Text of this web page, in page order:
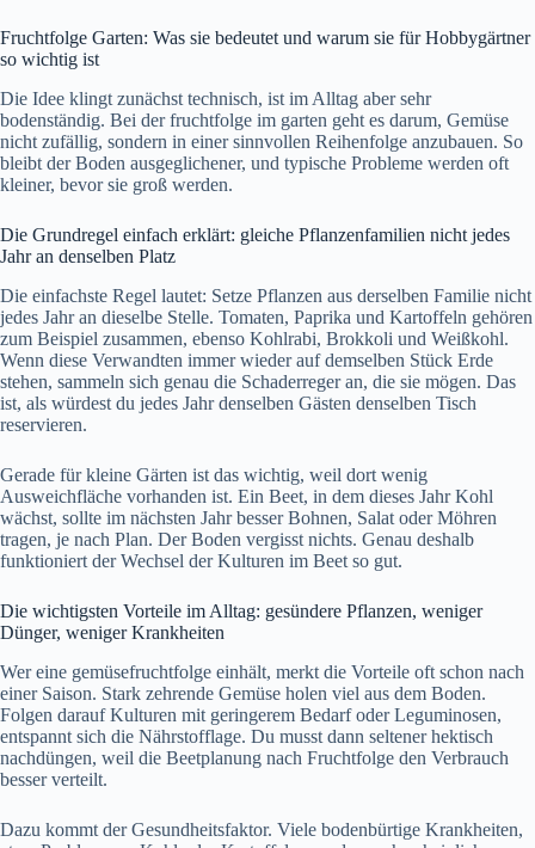
Fruchtfolge Garten: Was sie bedeutet und warum sie für Hobbygärtner
so wichtig ist
Die Idee klingt zunächst technisch, ist im Alltag aber sehr
bodenständig. Bei der fruchtfolge im garten geht es darum, Gemüse
nicht zufällig, sondern in einer sinnvollen Reihenfolge anzubauen. So
bleibt der Boden ausgeglichener, und typische Probleme werden oft
kleiner, bevor sie groß werden.
Die Grundregel einfach erklärt: gleiche Pflanzenfamilien nicht jedes
Jahr an denselben Platz
Die einfachste Regel lautet: Setze Pflanzen aus derselben Familie nicht
jedes Jahr an dieselbe Stelle. Tomaten, Paprika und Kartoffeln gehören
zum Beispiel zusammen, ebenso Kohlrabi, Brokkoli und Weißkohl.
Wenn diese Verwandten immer wieder auf demselben Stück Erde
stehen, sammeln sich genau die Schaderreger an, die sie mögen. Das
ist, als würdest du jedes Jahr denselben Gästen denselben Tisch
reservieren.
Gerade für kleine Gärten ist das wichtig, weil dort wenig
Ausweichfläche vorhanden ist. Ein Beet, in dem dieses Jahr Kohl
wächst, sollte im nächsten Jahr besser Bohnen, Salat oder Möhren
tragen, je nach Plan. Der Boden vergisst nichts. Genau deshalb
funktioniert der Wechsel der Kulturen im Beet so gut.
Die wichtigsten Vorteile im Alltag: gesündere Pflanzen, weniger
Dünger, weniger Krankheiten
Wer eine gemüsefruchtfolge einhält, merkt die Vorteile oft schon nach
einer Saison. Stark zehrende Gemüse holen viel aus dem Boden.
Folgen darauf Kulturen mit geringerem Bedarf oder Leguminosen,
entspannt sich die Nährstofflage. Du musst dann seltener hektisch
nachdüngen, weil die Beetplanung nach Fruchtfolge den Verbrauch
besser verteilt.
Dazu kommt der Gesundheitsfaktor. Viele bodenbürtige Krankheiten,